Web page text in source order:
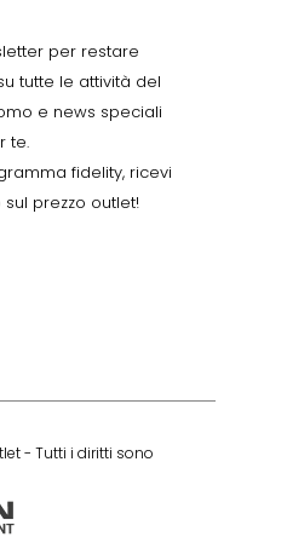
per restare
tutte le attività del
e news speciali
te.
fidelity, ricevi
sul prezzo outlet!
- Tutti i diritti sono